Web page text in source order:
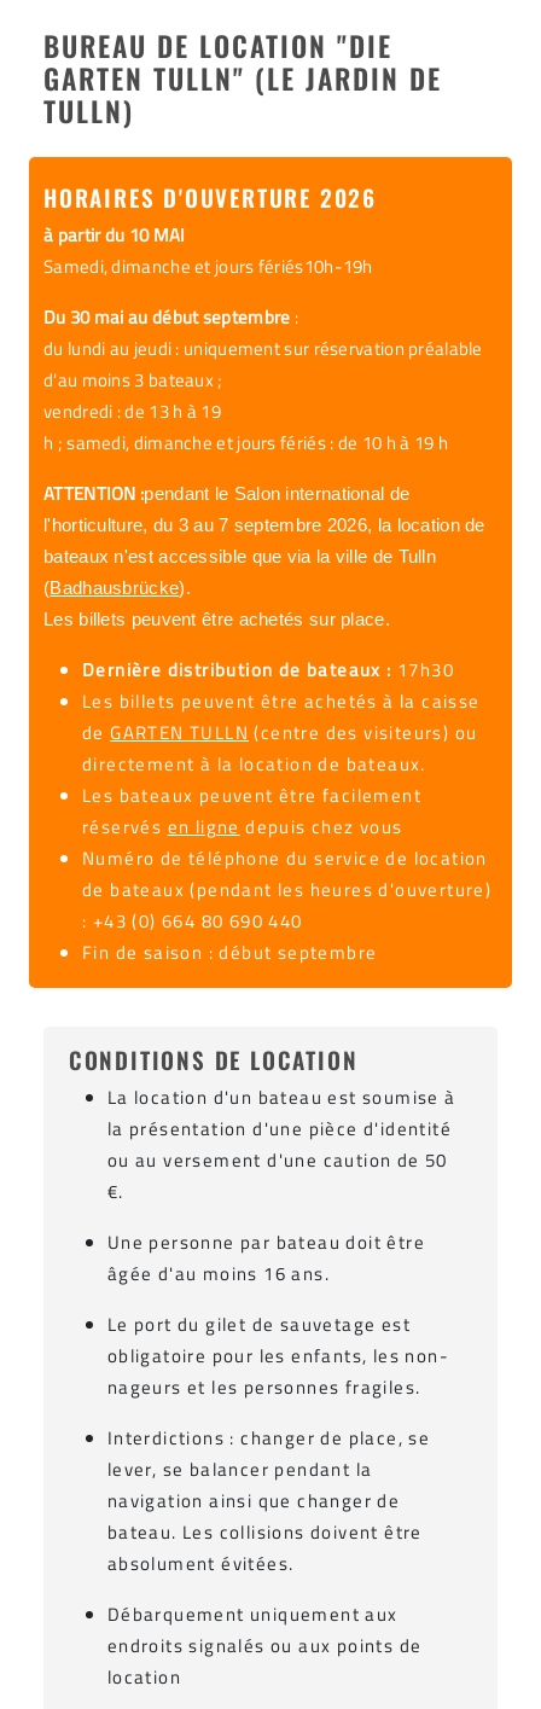
BUREAU DE LOCATION "DIE
GARTEN TULLN" (LE JARDIN DE
TULLN)
HORAIRES D'OUVERTURE 2026
à partir du 10 MAI
Samedi, dimanche et jours fériés10h-19h
Du 30 mai au début septembre :
du lundi au jeudi : uniquement sur réservation préalable
d'au moins 3 bateaux ;
vendredi : de 13 h à 19
h ; samedi, dimanche et jours fériés : de 10 h à 19 h
ATTENTION :pendant le Salon international de
l'horticulture, du 3 au 7 septembre 2026, la location de
bateaux n'est accessible que via la ville de Tulln
(Badhausbrücke).
Les billets peuvent être achetés sur place.
Dernière distribution de bateaux : 17h30
Les billets peuvent être achetés à la caisse
deGARTEN TULLN (centre des visiteurs) ou
directement à la location de bateaux.
Les bateaux peuvent être facilement
réservés en ligne depuis chez vous
Numéro de téléphone du service de location
de bateaux (pendant les heures d'ouverture)
: +43 (0) 664 80 690 440
Fin de saison : début septembre
CONDITIONS DE LOCATION
La location d'un bateau est soumise à
la présentation d'une pièce d'identité
ou au versement d'une caution de 50
€.
Une personne par bateau doit être
âgée d'au moins 16 ans.
Le port du gilet de sauvetage est
obligatoire pour les enfants, les non-
nageurs et les personnes fragiles.
Interdictions : changer de place, se
lever, se balancer pendant la
navigation ainsi que changer de
bateau. Les collisions doivent être
absolument évitées.
Débarquement uniquement aux
endroits signalés ou aux points de
location